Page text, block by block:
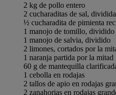
2 kg de pollo entero
2 cucharaditas de sal,
½ cucharadita de pimienta
1 manojo de tomillo, dividido
1 manojo de salvia, dividido
2 limones, cortados por la
1 naranja partida por la mitad
60 g de mantequilla
1 cebolla en rodajas
2 tallos de apio en rodajas
2 zanahorias en rodajas